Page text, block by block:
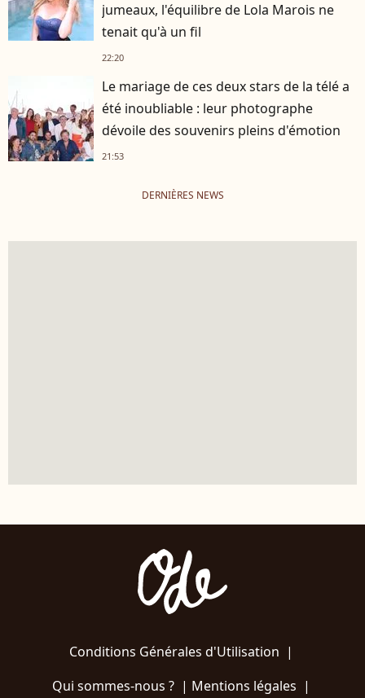
jumeaux, l'équilibre de Lola Marois ne
tenait qu'à un fil
22:20
Le mariage de ces deux stars de la télé a
été inoubliable : leur photographe
dévoile des souvenirs pleins d'émotion
21:53
DERNIÈRES NEWS
Conditions Générales d'Utilisation |
Qui sommes-nous ?| Mentions légales |